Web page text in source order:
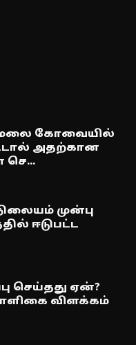
கோவையில்
அதற்கான
முன்பு
ஈடுபட்ட
செய்தது ஏன்?
விளக்கம்